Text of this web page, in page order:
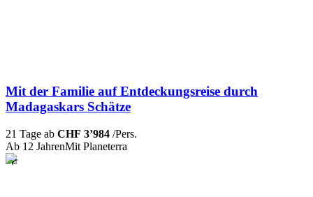
Mit der Familie auf Entdeckungsreise durch
Madagaskars Schätze
21 Tage ab CHF 3’984 /Pers.
Ab 12 JahrenMit Planeterra